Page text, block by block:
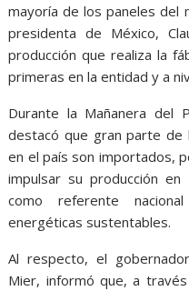
mayoría de los paneles del
presidenta de México,
producción que realiza la
primeras en la entidad y a
Durante la Mañanera del
destacó que gran parte de
en el país son importados,
impulsar su producción
como referente
energéticas sustentables.
Al respecto, el
Mier, informó que, a